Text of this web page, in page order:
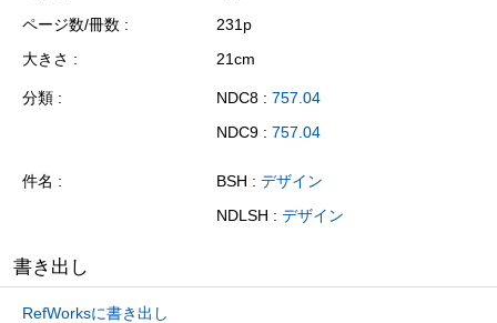
ページ数/冊数
231p
大きさ
21cm
分類 NDC8 : 757.04
NDC9 : 757.04
件名 BSH : デザイン
NDLSH : デザイン
書き出し
RefWorksに書き出し